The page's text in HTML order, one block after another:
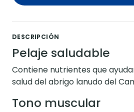
DESCRIPCIÓN
Pelaje saludable
Contiene nutrientes que
salud del abrigo lanudo del
Tono muscular